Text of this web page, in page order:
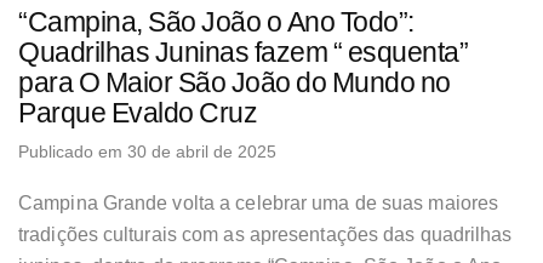
“Campina, São João o Ano Todo”:
Quadrilhas Juninas fazem “ esquenta”
para O Maior São João do Mundo no
Parque Evaldo Cruz
Publicado em 30 de abril de 2025
Campina Grande volta a celebrar uma de suas maiores
tradições culturais com as apresentações das quadrilhas